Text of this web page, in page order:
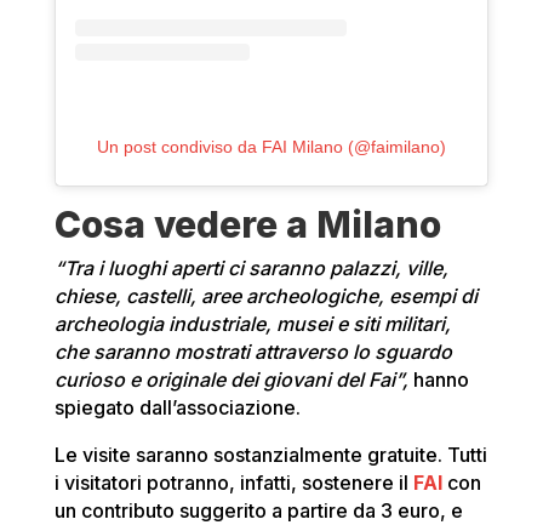
Un post condiviso da FAI Milano (@faimilano)
Cosa vedere a Milano
“Tra i luoghi aperti ci saranno palazzi, ville,
chiese, castelli, aree archeologiche, esempi di
archeologia industriale, musei e siti militari,
che saranno mostrati attraverso lo sguardo
curioso e originale dei giovani del Fai”, hanno
spiegato dall’associazione.
Le visite saranno sostanzialmente gratuite. Tutti
i visitatori potranno, infatti, sostenere il FAI con
un contributo suggerito a partire da 3 euro, e